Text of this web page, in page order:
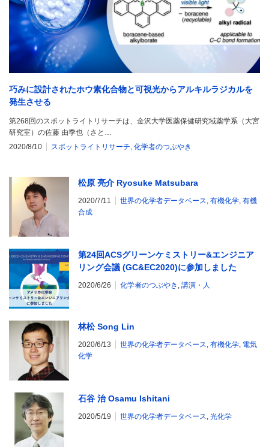
巧みに設計されたホウ素化合物と可視光からアルキルラジカルを
発生させる
第268回のスポットライトリサーチは、金沢大学医薬保健研究域薬学系（大宮
研究室）の佐藤 由季也（さと…
2020/8/10
スポットライトリサーチ, 化学者のつぶやき
松原 亮介 Ryosuke Matsubara
2020/7/11 世界の化学者データベース, 有機化学, 有機
合成
第24回ACSグリーンケミストリー&エンジニア
リング会議 (GC&EC2020)に参加しました
2020/6/26 化学者のつぶやき , 講演・人
林松 Song Lin
2020/6/13 世界の化学者データベース, 有機化学, 電気
化学
石谷 治 Osamu Ishitani
2020/5/19 世界の化学者データベース, 光化学